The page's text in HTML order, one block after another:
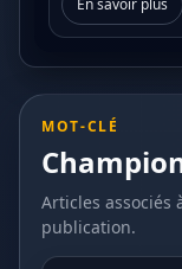
En savoir plus
MOT-CLÉ
Articles associés
publication.